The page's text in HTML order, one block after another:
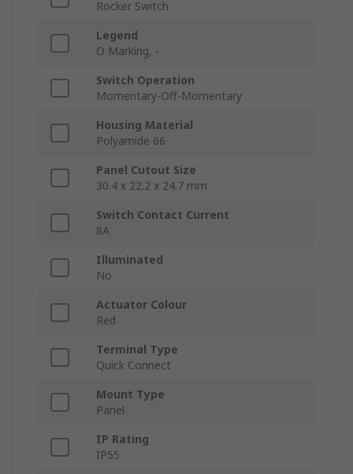
Rocker Switch
Legend
O Marking, -
Switch Operation
Momentary-Off-Momentary
Housing Material
Polyamide 66
Panel Cutout Size
30.4 x 22.2 x 24.7 mm
Switch Contact Current
8A
Illuminated
No
Actuator Colour
Red
Terminal Type
Quick Connect
Mount Type
Panel
IP Rating
IP55